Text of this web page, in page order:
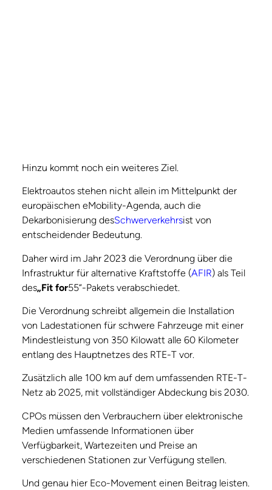
Hinzu kommt noch ein weiteres Ziel.
Elektroautos stehen nicht allein im Mittelpunkt der
europäischen eMobility-Agenda, auch die
Dekarbonisierung desSchwerverkehrsist von
entscheidender Bedeutung.
Daher wird im Jahr 2023 die Verordnung über die
Infrastruktur für alternative Kraftstoffe (AFIR) als Teil
des„Fit for55“-Pakets verabschiedet.
Die Verordnung schreibt allgemein die Installation
von Ladestationen für schwere Fahrzeuge mit einer
Mindestleistung von 350 Kilowatt alle 60 Kilometer
entlang des Hauptnetzes des RTE-T vor.
Zusätzlich alle 100 km auf dem umfassenden RTE-T-
Netz ab 2025, mit vollständiger Abdeckung bis 2030.
CPOs müssen den Verbrauchern über elektronische
Medien umfassende Informationen über
Verfügbarkeit, Wartezeiten und Preise an
verschiedenen Stationen zur Verfügung stellen.
Und genau hier Eco-Movement einen Beitrag leisten.